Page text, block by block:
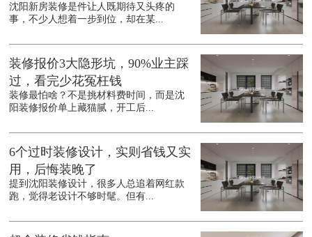
沈阳新房装修是件让人既期待又头疼的
事，不少人想着一步到位，却在某...
装修报价3大隐形坑，90%业主踩
过，看完少花冤枉钱
装修最怕啥？不是挑材料费时间，而是沈
阳装修报价单上藏猫腻，开工后...
6个过时装修设计，实则省钱又实
用，后悔装晚了
提到沈阳装修设计，很多人总追着网红款
跑，觉得老设计不够时髦。但有...